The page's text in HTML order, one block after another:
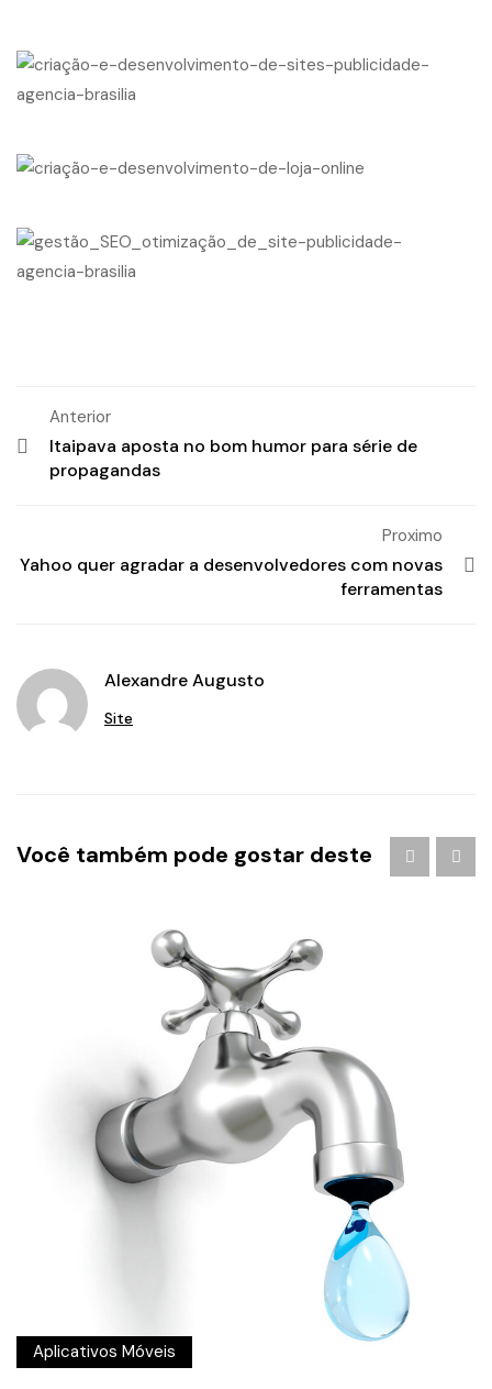
Anterior
Itaipava aposta no bom humor para série de
propagandas
Proximo
Yahoo quer agradar a desenvolvedores com novas
ferramentas
Alexandre Augusto
Site
Você também pode gostar deste
Aplicativos Móveis